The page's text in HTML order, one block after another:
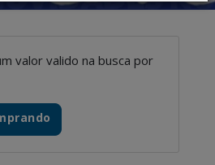
valor valido na busca por